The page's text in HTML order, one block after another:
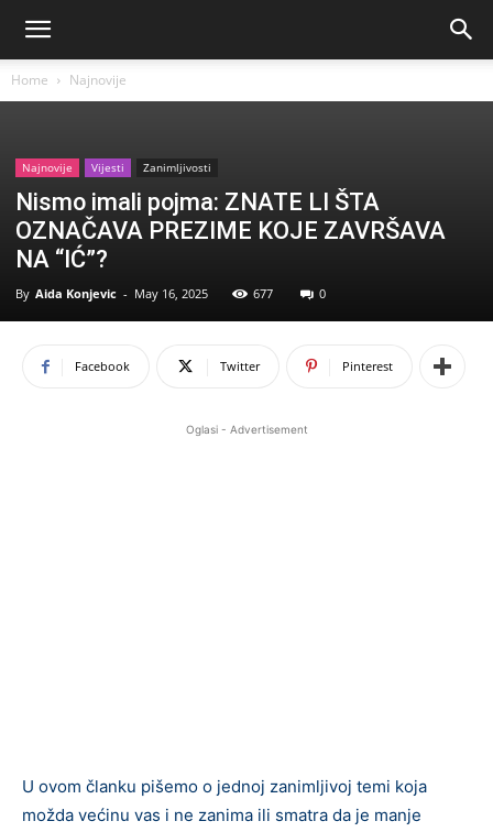
Home Najnovije
Najnovije Vijesti Zanimljivosti
Nismo imali pojma: ZNATE LI ŠTA
OZNAČAVA PREZIME KOJE ZAVRŠAVA
NA “IĆ”?
By Aida Konjevic - May 16, 2025 677 0
Facebook Twitter Pinterest
Oglasi - Advertisement
U ovom članku pišemo o jednoj zanimljivoj temi koja
možda većinu vas i ne zanima ili smatra da je manje